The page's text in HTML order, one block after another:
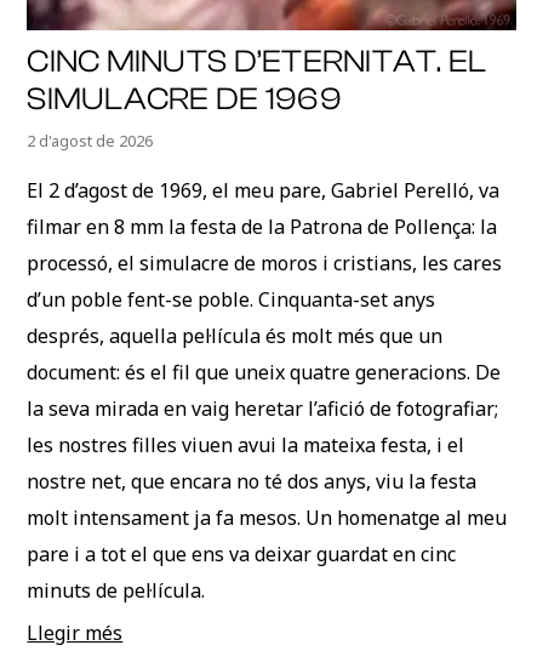
CINC MINUTS D’ETERNITAT. EL
SIMULACRE DE 1969
2 d'agost de 2026
El 2 d’agost de 1969, el meu pare, Gabriel Perelló, va
filmar en 8 mm la festa de la Patrona de Pollença: la
processó, el simulacre de moros i cristians, les cares
d’un poble fent-se poble. Cinquanta-set anys
després, aquella pel·lícula és molt més que un
document: és el fil que uneix quatre generacions. De
la seva mirada en vaig heretar l’afició de fotografiar;
les nostres filles viuen avui la mateixa festa, i el
nostre net, que encara no té dos anys, viu la festa
molt intensament ja fa mesos. Un homenatge al meu
pare i a tot el que ens va deixar guardat en cinc
minuts de pel·lícula.
Llegir més